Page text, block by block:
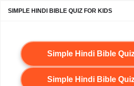
SIMPLE HINDI BIBLE QUIZ FOR KIDS
Simple Hindi Bible
Simple Hindi Bible